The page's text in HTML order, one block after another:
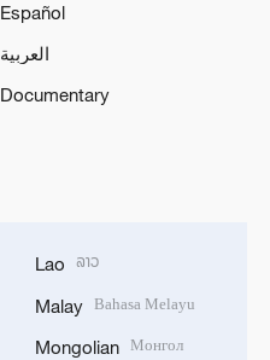
Español
العربية
Documentary
Lao ລາວ
Malay Bahasa Melayu
Mongolian Монгол